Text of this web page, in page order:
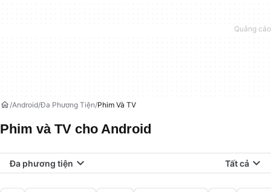
Android Đa Phương Tiện Phim Và TV
Phim và TV cho Android
Đa phương tiện Tất cả